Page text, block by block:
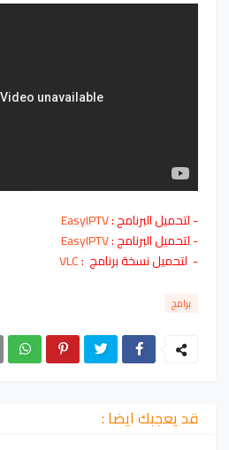
- لتحميل البرنامج :
- لتحميل البرنامج :
- لتحميل نسخة برنامج :
برامج
قد يعجبك ايضا :